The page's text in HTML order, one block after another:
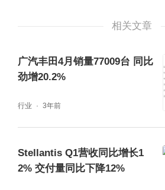
相关文章
广汽丰田4月销量77009台 同比
劲增20.2%
行业 3年前
Stellantis Q1营收同比增长1
2% 交付量同比下降12%